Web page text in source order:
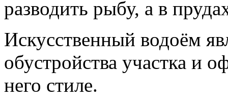
разводить рыбу, а в
Искусственный водоём
обустройства участка и
него стиле.